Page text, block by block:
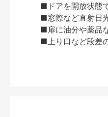
■ドアを開放状態
■窓際など直射日
■扉に油分や薬品
■上り口など段差